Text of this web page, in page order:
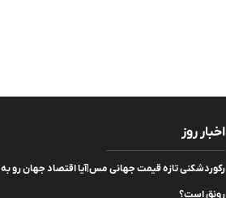
اخبار روز
رکوردشکنی تازه قیمت جهانی مس|آیا اقتصاد جهان رو به
رونق است؟